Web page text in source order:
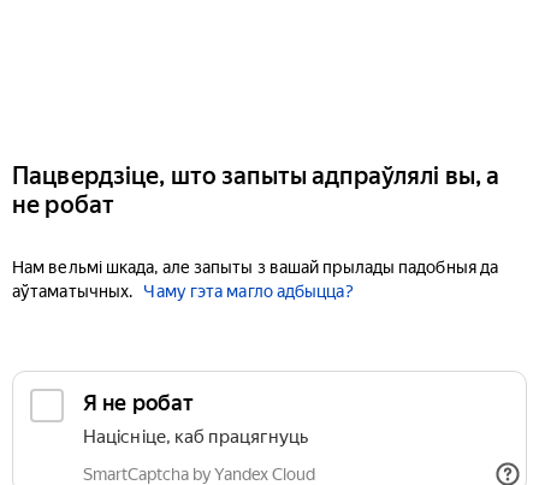
Пацвердзіце, што запыты адпраўлялі вы, а
не робат
Нам вельмі шкада, але запыты з вашай прылады падобныя да
аўтаматычных.
Чаму гэта магло адбыцца?
Я не робат
Націсніце, каб працягнуць
SmartCaptcha by Yandex Cloud